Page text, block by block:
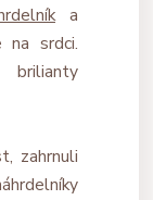
a
srdci.
brilianty
zahrnuli